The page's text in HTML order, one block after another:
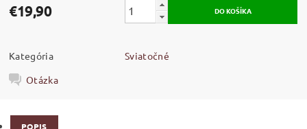
€19,90
Kategória
Sviatočné
Otázka
POPIS